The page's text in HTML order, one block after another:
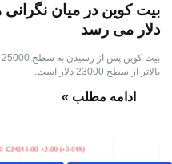
دلار می رسد
بالاتر از سطح 23000 دلار است.
ادامه مطلب »